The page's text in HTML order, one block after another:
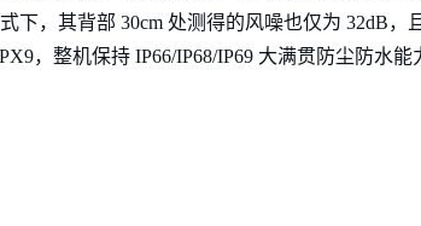
下，其背部 30cm 处测得的风噪也仅为 32dB，
，整机保持 IP66/IP68/IP69 大满贯防尘防水